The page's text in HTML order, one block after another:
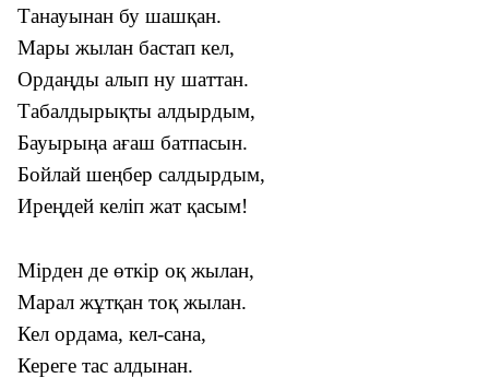
Танауынан бу шашқан.
Мары жылан бастап кел,
Ордаңды алып ну шаттан.
Табалдырықты алдырдым,
Бауырыңа ағаш батпасын.
Бойлай шеңбер салдырдым,
Иреңдей келіп жат қасым!
Мірден де өткір оқ жылан,
Марал жұтқан тоқ жылан.
Кел ордама, кел-сана,
Кереге тас алдынан.